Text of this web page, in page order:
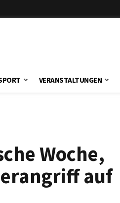
VERANSTALTUNGEN
Woche,
auf